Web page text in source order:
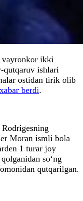
vayronkor ikki
ishlari
ostidan tirik olib
xabar berdi.
Moran ismli bola
1 turar joy
so‘ng
qutqarilgan.